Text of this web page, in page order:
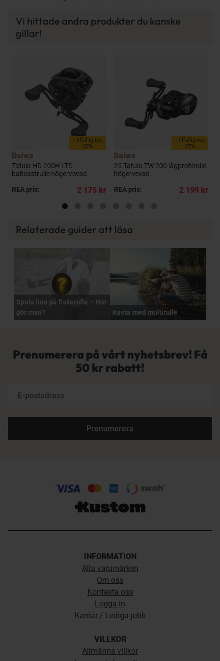
Vi hittade andra produkter du kanske
gillar!
Tillfällig rea
23%
Daiwa
Tatula HD 200H LTD
baitcastrulle högervevad
REA pris:
2 175 kr
Tillfällig rea
27%
Daiwa
25 Tatula TW 200 lågprofilrulle
högervevad
REA pris:
2 199 kr
Relaterade guider att läsa
Spola lina på fiskerulle – Hur
gör man?
Kasta med multirulle
Prenumerera på vårt nyhetsbrev! Få
50 kr rabatt!
Prenumerera
INFORMATION
Alla varumärken
Om oss
Kontakta oss
Logga in
Karriär / Lediga jobb
VILLKOR
Allmänna villkor